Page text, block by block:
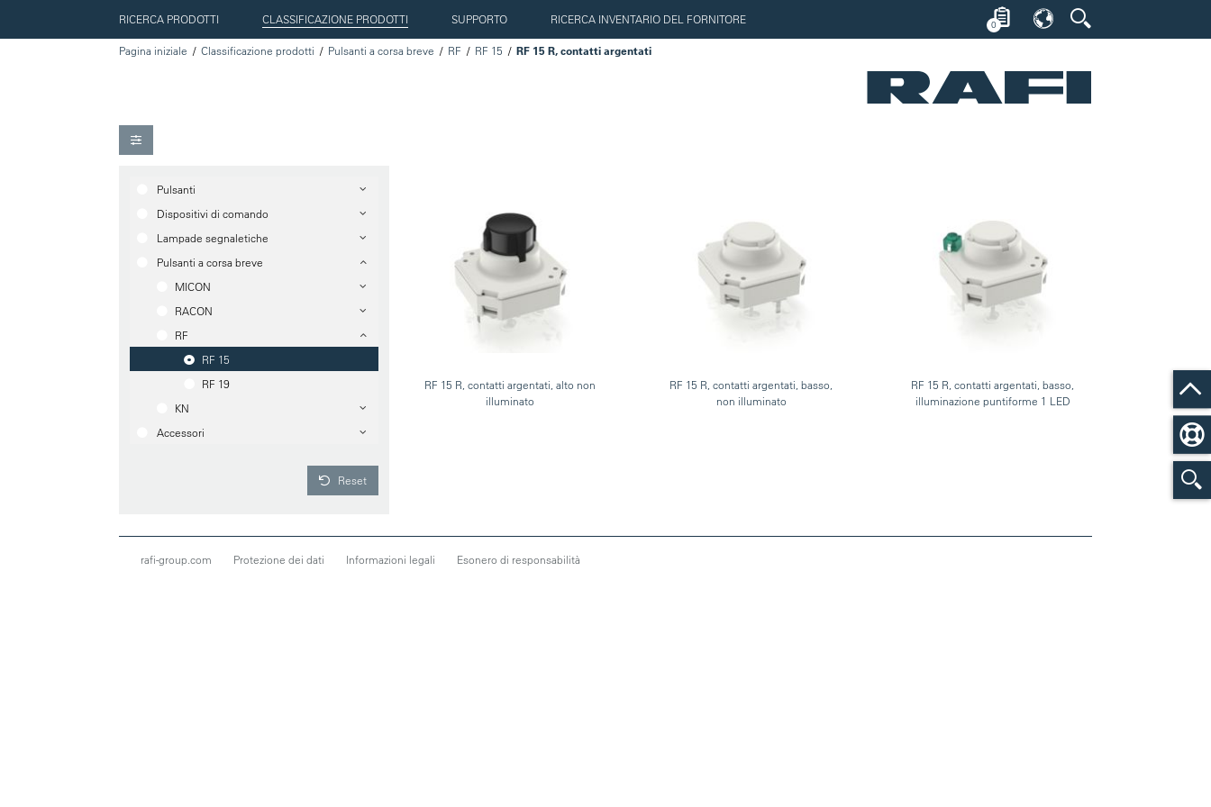
RICERCA PRODOTTI CLASSIFICAZIONE PRODOTTI SUPPORTO RICERCA INVENTARIO DEL FORNITORE 0
Pagina iniziale Classificazione prodotti Pulsanti a corsa breve RF RF 15 RF 15 R, contatti argentati
Pulsanti
Dispositivi di comando
Lampade segnaletiche
Pulsanti a corsa breve
MICON
RACON
RF
RF 15
RF 19
KN
Accessori
Reset
RF 15 R, contatti argentati, alto non
illuminato
RF 15 R, contatti argentati, basso,
non illuminato
RF 15 R, contatti argentati, basso,
illuminazione puntiforme 1 LED
rafi-group.com Protezione dei dati Informazioni legali Esonero di responsabilità